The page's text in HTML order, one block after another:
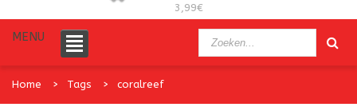
3,99€
MENU
Home Tags coralreef